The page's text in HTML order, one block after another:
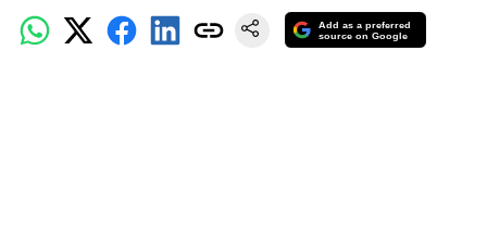
Add as a preferred
source on Google